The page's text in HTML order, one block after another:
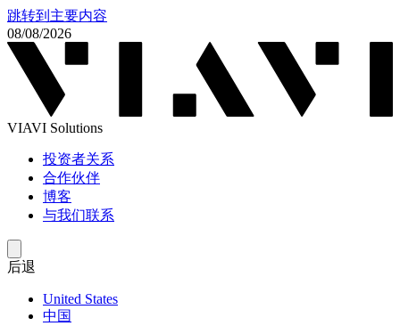
跳转到主要内容
08/08/2026
VIAVI Solutions
投资者关系
合作伙伴
博客
与我们联系
后退
United States
中国